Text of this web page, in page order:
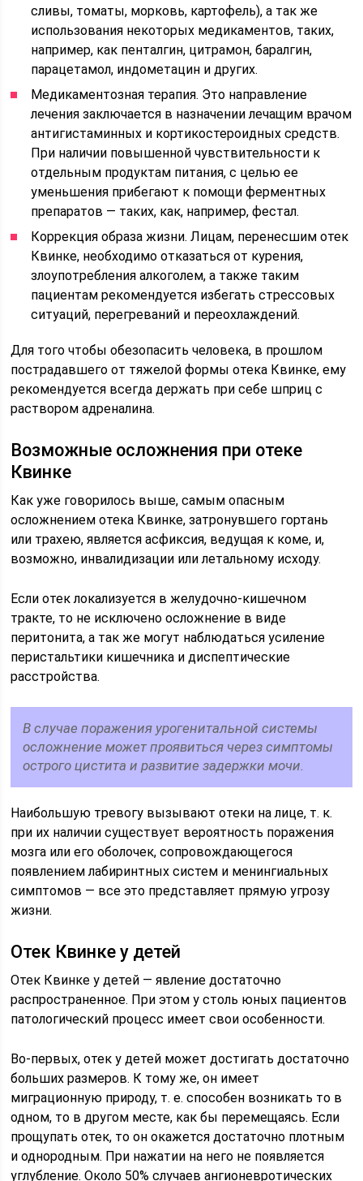
сливы, томаты, морковь, картофель), а так же
использования некоторых медикаментов, таких,
например, как пенталгин, цитрамон, баралгин,
парацетамол, индометацин и других.
Медикаментозная терапия. Это направление
лечения заключается в назначении лечащим врачом
антигистаминных и кортикостероидных средств.
При наличии повышенной чувствительности к
отдельным продуктам питания, с целью ее
уменьшения прибегают к помощи ферментных
препаратов — таких, как, например, фестал.
Коррекция образа жизни. Лицам, перенесшим отек
Квинке, необходимо отказаться от курения,
злоупотребления алкоголем, а также таким
пациентам рекомендуется избегать стрессовых
ситуаций, перегреваний и переохлаждений.
Для того чтобы обезопасить человека, в прошлом
пострадавшего от тяжелой формы отека Квинке, ему
рекомендуется всегда держать при себе шприц с
раствором адреналина.
Возможные осложнения при отеке
Квинке
Как уже говорилось выше, самым опасным
осложнением отека Квинке, затронувшего гортань
или трахею, является асфиксия, ведущая к коме, и,
возможно, инвалидизации или летальному исходу.
Если отек локализуется в желудочно-кишечном
тракте, то не исключено осложнение в виде
перитонита, а так же могут наблюдаться усиление
перистальтики кишечника и диспептические
расстройства.
В случае поражения урогенитальной системы
осложнение может проявиться через симптомы
острого цистита и развитие задержки мочи.
Наибольшую тревогу вызывают отеки на лице, т. к.
при их наличии существует вероятность поражения
мозга или его оболочек, сопровождающегося
появлением лабиринтных систем и менингиальных
симптомов — все это представляет прямую угрозу
жизни.
Отек Квинке у детей
Отек Квинке у детей — явление достаточно
распространенное. При этом у столь юных пациентов
патологический процесс имеет свои особенности.
Во-первых, отек у детей может достигать достаточно
больших размеров. К тому же, он имеет
миграционную природу, т. е. способен возникать то в
одном, то в другом месте, как бы перемещаясь. Если
прощупать отек, то он окажется достаточно плотным
и однородным. При нажатии на него не появляется
углубление. Около 50% случаев ангионевротических